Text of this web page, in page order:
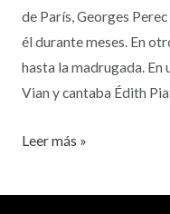
de París, Georges
él durante meses. En
hasta la madrugada.
Vian y cantaba Édith
Leer más »